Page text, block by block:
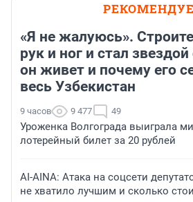
«Я не жалуюсь».
рук и ног и стал
он живет и почему его
весь Узбекистан
9 часов 9 477 49
Уроженка Волгограда выиграла
лотерейный билет за 20 рублей
AI-AINA: Атака на соцсети
не хватило лучшим и сколько